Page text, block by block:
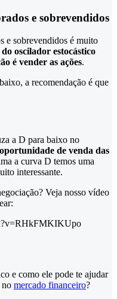
e sobrevendidos
e sobrevendidos é muito
oscilador estocástico
é vender as ações.
a recomendação é que
a D para baixo no
oportunidade de venda das
a curva D temos uma
interessante.
Veja nosso vídeo
e como ele pode te ajudar
no mercado financeiro?